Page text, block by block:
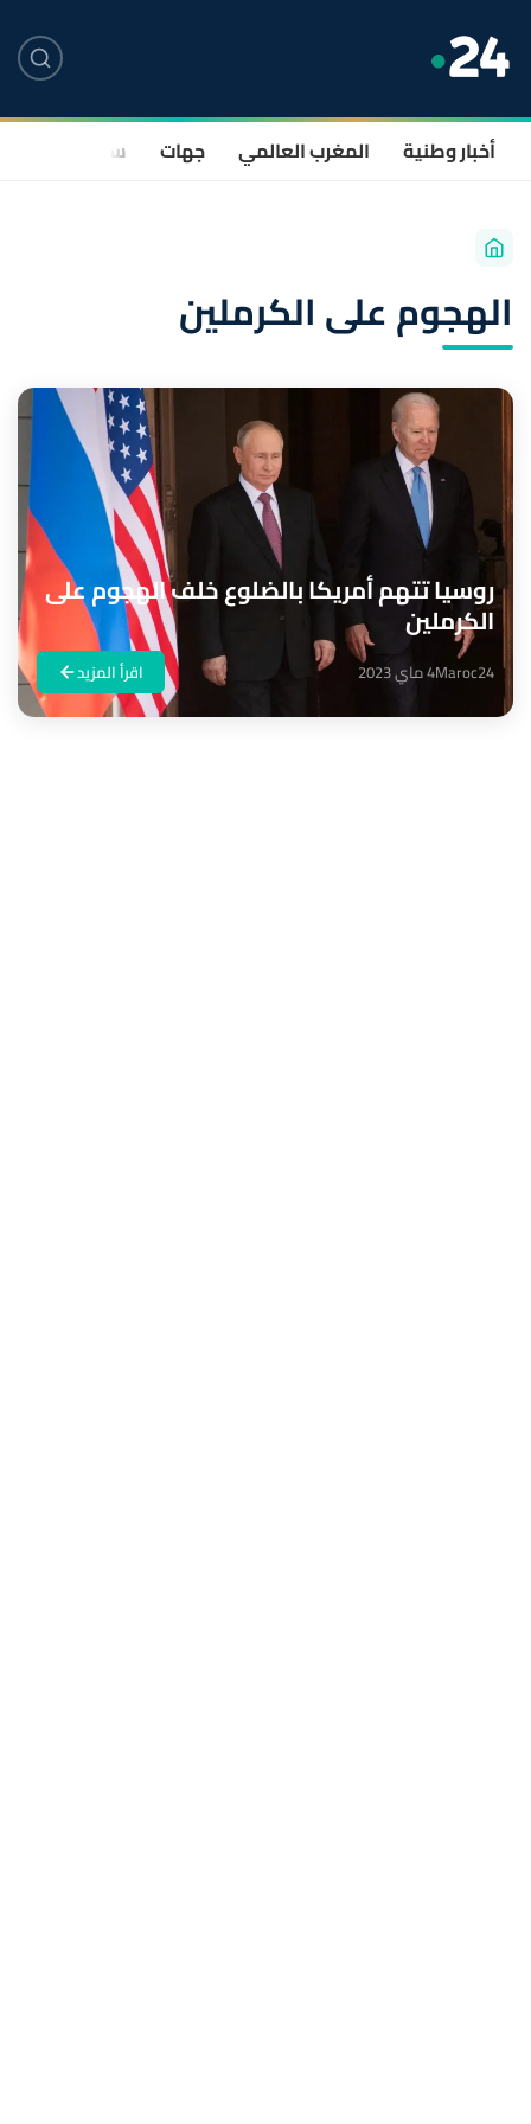
أخبار وطنية المغرب العالمي جهات سياسة
الهجوم على الكرملين
روسيا تتهم أمريكا بالضلوع خلف الهجوم على
الكرملين
Maroc244 ماي 2023 اقرأ المزيد